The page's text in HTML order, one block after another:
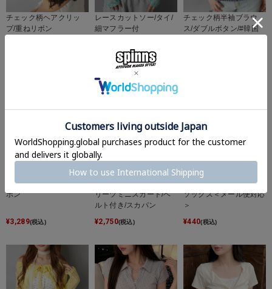
チェック柄ヘアクリッ
プ/重ねリボン
レースカットソー/タイ/
細マフラー付
2,750(税込)
チェック柄半袖ブラウ
ス/ダブルボタン/#韓国
半袖ブラウス/フリル2リ
ボン
¥3,289(税込)
インパンレイヤード風プ
リーツミニスカート/ベ
ルト付き/スカパン
¥2,750(税込)
3色展開/リボン付フリル
ソックス＜メール便対応
＞
¥440(税込)